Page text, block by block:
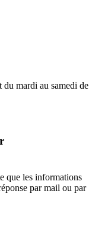
mardi au samedi de
que les informations
par mail ou par